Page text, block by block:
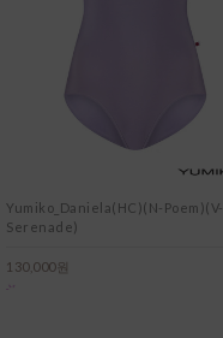
Yumiko_Daniela(HC)(N-Poem)(V-
Serenade)
130,000원